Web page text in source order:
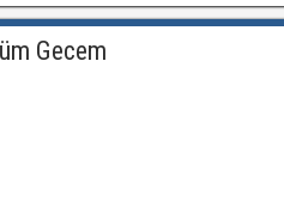
Gecem